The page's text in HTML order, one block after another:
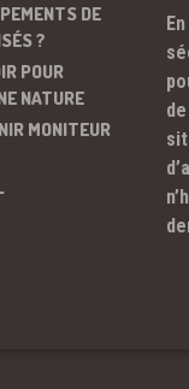
DE
?
POUR
NATURE
MONITEUR